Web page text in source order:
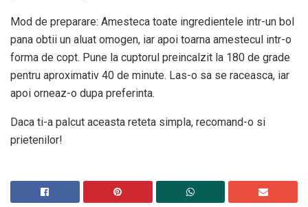
Mod de preparare: Amesteca toate ingredientele intr-un bol
pana obtii un aluat omogen, iar apoi toarna amestecul intr-o
forma de copt. Pune la cuptorul preincalzit la 180 de grade
pentru aproximativ 40 de minute. Las-o sa se raceasca, iar
apoi orneaz-o dupa preferinta.
Daca ti-a palcut aceasta reteta simpla, recomand-o si
prietenilor!